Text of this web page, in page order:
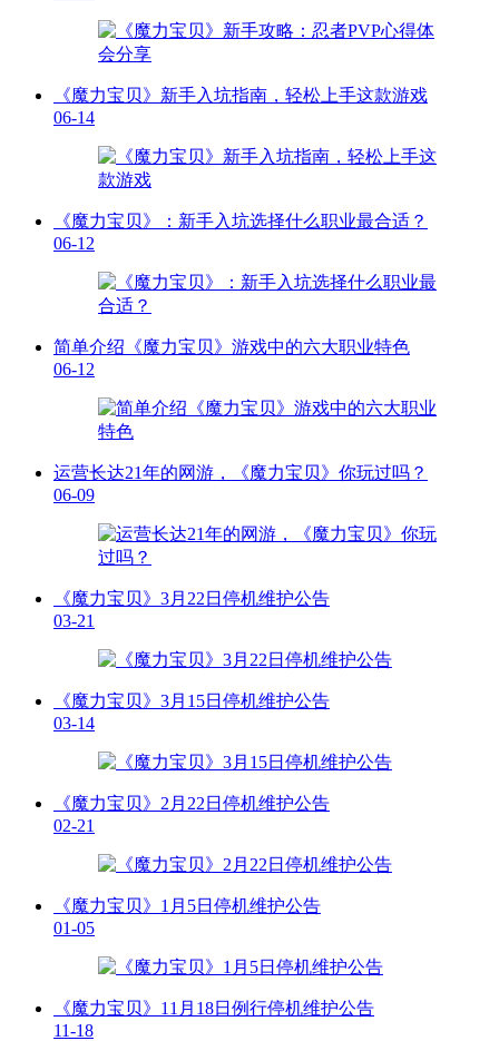
《魔力宝贝》新手入坑指南，轻松上手这款游戏
06-14
《魔力宝贝》：新手入坑选择什么职业最合适？
06-12
简单介绍《魔力宝贝》游戏中的六大职业特色
06-12
运营长达21年的网游，《魔力宝贝》你玩过吗？
06-09
《魔力宝贝》3月22日停机维护公告
03-21
《魔力宝贝》3月15日停机维护公告
03-14
《魔力宝贝》2月22日停机维护公告
02-21
《魔力宝贝》1月5日停机维护公告
01-05
《魔力宝贝》11月18日例行停机维护公告
11-18